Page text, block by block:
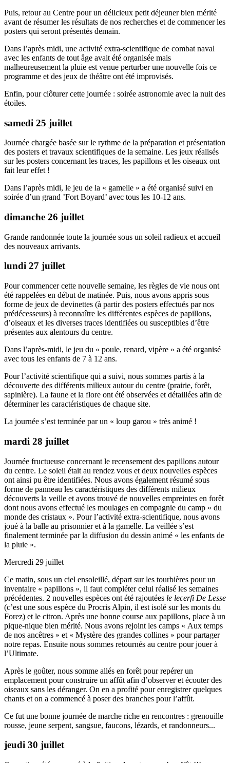
Puis, retour au Centre pour un délicieux petit déjeuner bien mérité
avant de résumer les résultats de nos recherches et de commencer les
posters qui seront présentés demain.
Dans l’après midi, une activité extra-scientifique de combat naval
avec les enfants de tout âge avait été organisée mais
malheureusement la pluie est venue perturber une nouvelle fois ce
programme et des jeux de théâtre ont été improvisés.
Enfin, pour clôturer cette journée : soirée astronomie avec la nuit des
étoiles.
samedi 25 juillet
Journée chargée basée sur le rythme de la préparation et présentation
des posters et travaux scientifiques de la semaine. Les jeux réalisés
sur les posters concernant les traces, les papillons et les oiseaux ont
fait leur effet !
Dans l’après midi, le jeu de la « gamelle » a été organisé suivi en
soirée d’un grand ’Fort Boyard’ avec tous les 10-12 ans.
dimanche 26 juillet
Grande randonnée toute la journée sous un soleil radieux et accueil
des nouveaux arrivants.
lundi 27 juillet
Pour commencer cette nouvelle semaine, les règles de vie nous ont
été rappelées en début de matinée. Puis, nous avons appris sous
forme de jeux de devinettes (à partir des posters effectués par nos
prédécesseurs) à reconnaître les différentes espèces de papillons,
d’oiseaux et les diverses traces identifiées ou susceptibles d’être
présentes aux alentours du centre.
Dans l’après-midi, le jeu du « poule, renard, vipère » a été organisé
avec tous les enfants de 7 à 12 ans.
Pour l’activité scientifique qui a suivi, nous sommes partis à la
découverte des différents milieux autour du centre (prairie, forêt,
sapinière). La faune et la flore ont été observées et détaillées afin de
déterminer les caractéristiques de chaque site.
La journée s’est terminée par un « loup garou » très animé !
mardi 28 juillet
Journée fructueuse concernant le recensement des papillons autour
du centre. Le soleil était au rendez vous et deux nouvelles espèces
ont ainsi pu être identifiées. Nous avons également résumé sous
forme de panneau les caractéristiques des différents milieux
découverts la veille et avons trouvé de nouvelles empreintes en forêt
dont nous avons effectué les moulages en compagnie du camp « du
monde des cristaux ». Pour l’activité extra-scientifique, nous avons
joué à la balle au prisonnier et à la gamelle. La veillée s’est
finalement terminée par la diffusion du dessin animé « les enfants de
la pluie ».
Mercredi 29 juillet
Ce matin, sous un ciel ensoleillé, départ sur les tourbières pour un
inventaire « papillons », il faut compléter celui réalisé les semaines
précédentes. 2 nouvelles espèces ont été rajoutées le lecerfi De Lesse
(c’est une sous espèce du Procris Alpin, il est isolé sur les monts du
Forez) et le citron. Après une bonne course aux papillons, place à un
pique-nique bien mérité. Nous avons rejoint les camps « Aux temps
de nos ancêtres » et « Mystère des grandes collines » pour partager
notre repas. Ensuite nous sommes retournés au centre pour jouer à
l’Ultimate.
Après le goûter, nous somme allés en forêt pour repérer un
emplacement pour construire un affût afin d’observer et écouter des
oiseaux sans les déranger. On en a profité pour enregistrer quelques
chants et on a commencé à poser des branches pour l’affût.
Ce fut une bonne journée de marche riche en rencontres : grenouille
rousse, jeune serpent, sangsue, faucons, lézards, et randonneurs...
jeudi 30 juillet